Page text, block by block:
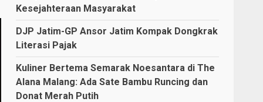
Kesejahteraan Masyarakat
DJP Jatim-GP Ansor Jatim Kompak Dongkrak
Literasi Pajak
Kuliner Bertema Semarak Noesantara di The
Alana Malang: Ada Sate Bambu Runcing dan
Donat Merah Putih